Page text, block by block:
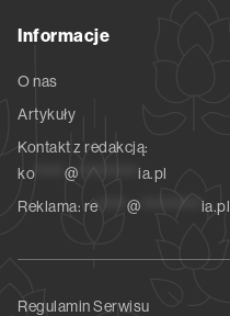
Informacje
O nas
Artykuły
Kontakt z redakcją:
ko***** @ ********** ia.pl
Reklama: re***** @ ********** ia.pl
Regulamin Serwisu